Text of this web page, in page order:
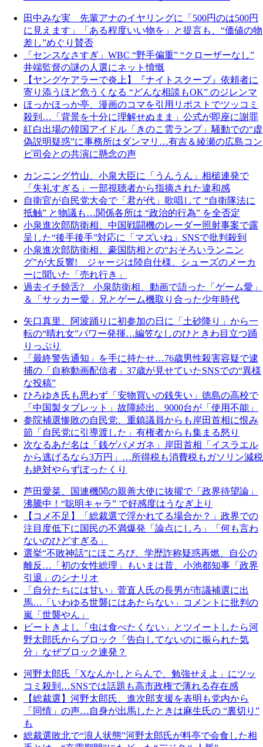
田中みな実 先輩アナのイヤリングに「500円のは500円
に見えます」「ある程度いい物を」と提言も、“価値の物
差し”めぐり賛否
「センスなさすぎ」WBC “野手偏重” “クローザーなし”
井端監督の謎の人選にネット憤慨
【ヤングケアラーで炎上】『ナイトスクープ』依頼者に
寄り添うほど危うくなる “どんな相談もOK” のジレンマ
ほっかほっか亭、漫画のコマを引用リポストでツッコミ
殺到…「背景を十分に理解せぬまま」公式が即座に謝罪
紅白出場の韓国アイドル「きのこ雲ランプ」騒動での“虚
偽説明疑惑”に事務所はダンマリ…有吉＆綾瀬の広島コン
ビ司会との共演に懸念の声
カンニング竹山、小泉大臣に「うんうん」相槌連発で
「失礼すぎる」一部視聴者から指摘された違和感
自衛官が自民党大会で「君が代」歌唱して “自衛隊法に
抵触” と物議も…関係各所は “政治的行為” を全否定
小泉進次郎防衛相、中国戦闘機のレーダー照射事案で露
呈した“後手後手”対応に「マズいね」SNSで批判殺到
小泉進次郎防衛相、豪国防相との“おそろいランニン
グ”が大反響! ジャージは陸自仕様、シューズのメーカ
ーに聞いた「売れ行き」
過去イチ饒舌? 小泉防衛相、動画で語った「ゲーム愛」
＆「サッカー愛」兄とゲーム機取り合った少年時代
矢口真里、阿波踊りに初参加の日に「土砂降り」から一
転の“晴れ女”パワー発揮…編笠なしのひときわ目立つ踊
りっぷり
「最終警告通知」を手に持たせ…76歳男性殺害容疑で逮
捕の「自称動画配信者」37歳が見せていたSNSでの“異様
な投稿”
ひろゆき氏も思わず「安物買いの銭失い」徳島の高校で
「中国製タブレット」故障続出、9000台が「使用不能」
参院補選惨敗の自民党、重鎮議員からも岸田首相に恨み
節「自民党に引導渡した」有権者からも集まる怒り
次なるあだ名は「銭ゲバメガネ」岸田首相「イスラエル
から逃げるなら3万円」…所得税も消費税もガソリン減税
も絶対やらずぼったくり
芦田愛菜、国連機関の親善大使に抜擢で「政界待望論」
沸騰中！“聡明キャラ” で好感度はうなぎ上り
【コメ不足】「総裁選で浮かれてる場合か？」政界での
注目度低下に国民の不満爆発「論点にしろ」「何も言わ
ないのひどすぎる」
選挙“不敗神話”にほころび、学歴詐称疑惑再燃、自公の
離反…「初の女性総理」もいまは昔、小池都知事「政界
引退」のシナリオ
「自分たちには甘い」菅直人氏の長男が市議補選に出
馬…「いわゆる世襲にはあたらない」コメントに批判の
嵐「世襲やん」
ビートきよし「虫は食べたくない」とツイートしたら河
野太郎氏からブロック「告白してないのに振られた気
分」なぜブロック連発？
河野太郎氏「Xなんかしとらんで、勉強せえよ」にツッ
コミ殺到…SNSでは話題も高市政権で薄れる存在感
【総裁選】河野太郎氏、進次郎支援を表明も党内から
「同情」の声…自身が出馬したときは麻生氏の “裏切り”
も
総裁選敗北で“浪人状態”河野太郎氏が料亭で会食した相